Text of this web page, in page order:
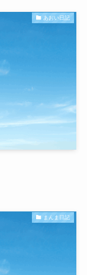
あおい日記
まんま日記